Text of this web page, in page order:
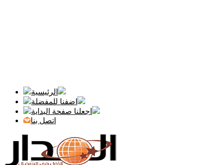
الرئيسية
اضفنا للمفضلة
اجعلنا صفحة البداية
اتصل بنا